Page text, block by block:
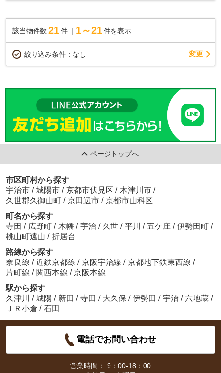
該当物件数 21件 1～21 件を表示
絞り込み条件： なし 変更
ページトップへ
市区町村から探す
宇治市 / 城陽市 / 京都市伏見区 / 木津川市 /
久世郡久御山町 / 京田辺市 / 京都市山科区
町名から探す
寺田 / 広野町 / 木幡 / 宇治 / 久世 / 平川 / 五ケ庄 / 伊勢田町 /
桃山町遠山 / 折居台
路線から探す
奈良線 / 近鉄京都線 / 京阪宇治線 / 京都地下鉄東西線 /
片町線 / 関西本線 / 京阪本線
駅から探す
久津川
/ 城陽 / 新田 / 寺田 / 大久保 / 伊勢田 / 宇治 / 六地蔵 /
ＪＲ小倉 / 石田
電話でお問い合わせ
営業時間：
9：00-18：00